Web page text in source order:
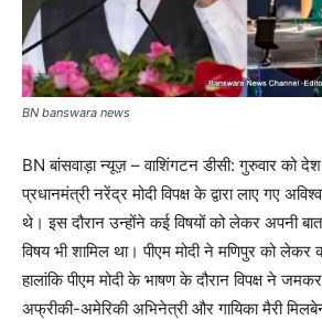
BN banswara news
BN बांसवाड़ा न्यूज़ – वाशिंगटन डीसी: गुरुवार को
प्रधानमंत्री नरेंद्र मोदी विपक्ष के द्वारा लाए गए
थे। इस दौरान उन्होंने कई विषयों को लेकर अपनी
विषय भी शामिल था। पीएम मोदी ने मणिपुर को लेकर
हालांकि पीएम मोदी के भाषण के दौरान विपक्ष ने
अफ्रीकी-अमेरिकी अभिनेत्री और गायिका मैरी